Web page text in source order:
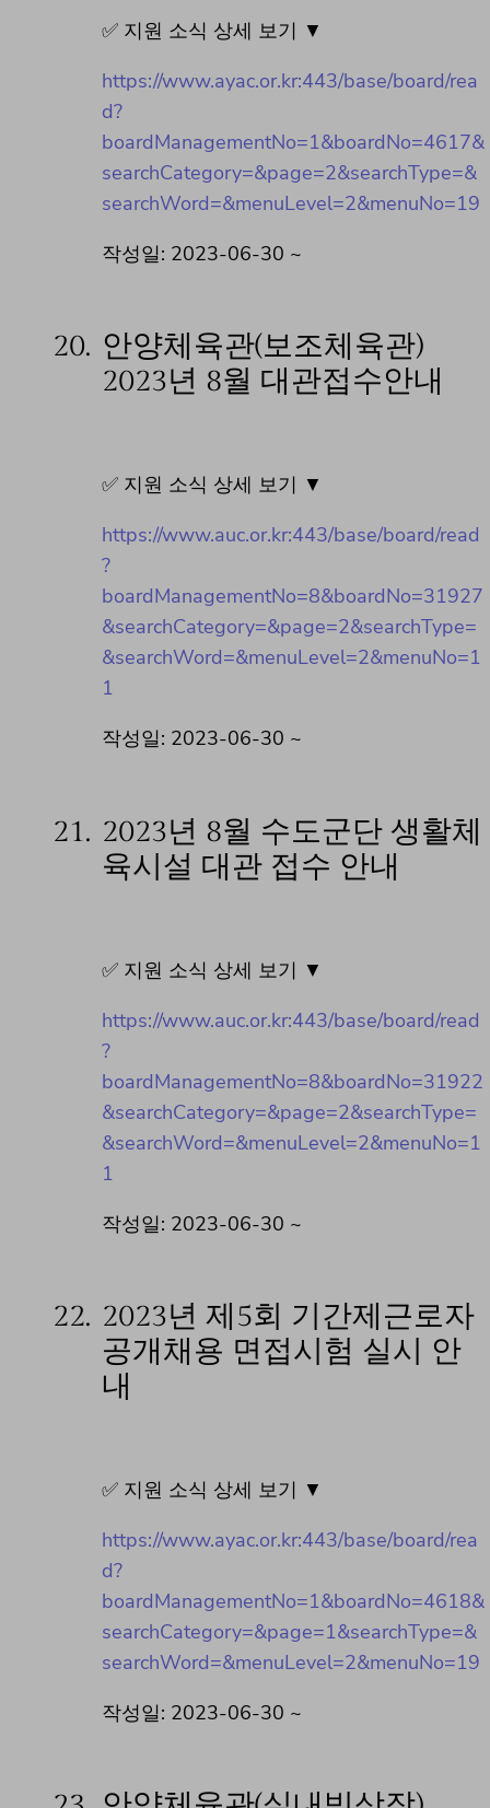
✅ 지원 소식 상세 보기 ▼
https://www.ayac.or.kr:443/base/board/rea
d?
boardManagementNo=1&boardNo=4617&
searchCategory=&page=2&searchType=&
searchWord=&menuLevel=2&menuNo=19
작성일: 2023-06-30 ~
20. 안양체육관(보조체육관)
2023년 8월 대관접수안내
✅ 지원 소식 상세 보기 ▼
https://www.auc.or.kr:443/base/board/read
?
boardManagementNo=8&boardNo=31927
&searchCategory=&page=2&searchType=
&searchWord=&menuLevel=2&menuNo=1
1
작성일: 2023-06-30 ~
21. 2023년 8월 수도군단 생활체
육시설 대관 접수 안내
✅ 지원 소식 상세 보기 ▼
https://www.auc.or.kr:443/base/board/read
?
boardManagementNo=8&boardNo=31922
&searchCategory=&page=2&searchType=
&searchWord=&menuLevel=2&menuNo=1
1
작성일: 2023-06-30 ~
22. 2023년 제5회 기간제근로자
공개채용 면접시험 실시 안
내
✅ 지원 소식 상세 보기 ▼
https://www.ayac.or.kr:443/base/board/rea
d?
boardManagementNo=1&boardNo=4618&
searchCategory=&page=1&searchType=&
searchWord=&menuLevel=2&menuNo=19
작성일: 2023-06-30 ~